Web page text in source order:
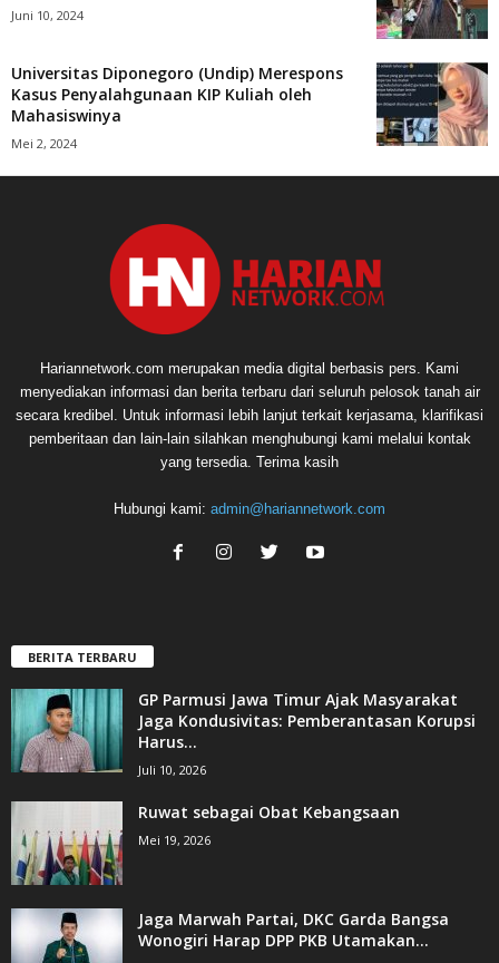
Juni 10, 2024
Universitas Diponegoro (Undip) Merespons
Kasus Penyalahgunaan KIP Kuliah oleh
Mahasiswinya
Mei 2, 2024
Hariannetwork.com merupakan media digital berbasis pers. Kami
menyediakan informasi dan berita terbaru dari seluruh pelosok tanah air
secara kredibel. Untuk informasi lebih lanjut terkait kerjasama, klarifikasi
pemberitaan dan lain-lain silahkan menghubungi kami melalui kontak
yang tersedia. Terima kasih
Hubungi kami: admin@hariannetwork.com
BERITA TERBARU
GP Parmusi Jawa Timur Ajak Masyarakat
Jaga Kondusivitas: Pemberantasan Korupsi
Harus...
Juli 10, 2026
Ruwat sebagai Obat Kebangsaan
Mei 19, 2026
Jaga Marwah Partai, DKC Garda Bangsa
Wonogiri Harap DPP PKB Utamakan...